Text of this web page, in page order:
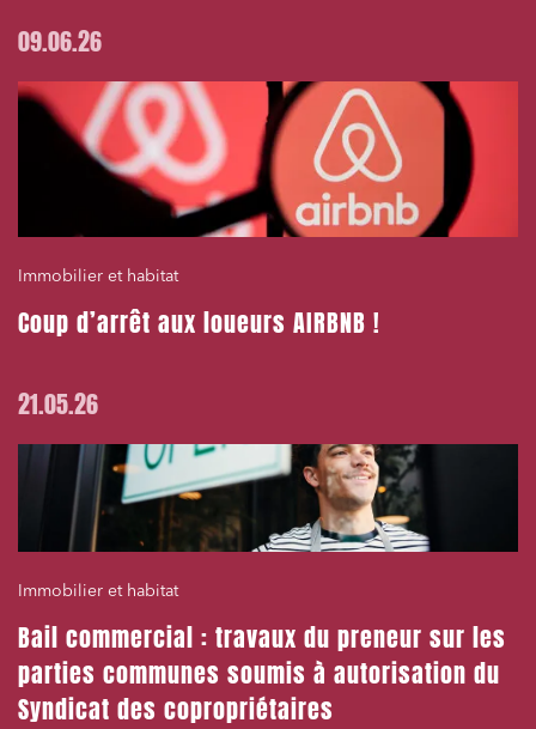
09.06.26
Immobilier et habitat
Coup d’arrêt aux loueurs AIRBNB !
21.05.26
Immobilier et habitat
Bail commercial : travaux du preneur sur les
parties communes soumis à autorisation du
Syndicat des copropriétaires